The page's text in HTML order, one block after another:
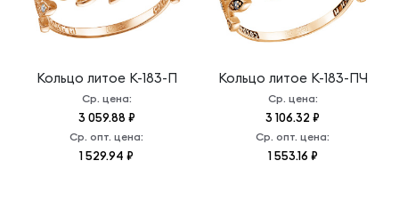
Кольцо литое К-183-П
Ср. цена:
3 059.88 ₽
Ср. опт. цена:
1 529.94 ₽
Кольцо литое К-183-ПЧ
Ср. цена:
3 106.32 ₽
Ср. опт. цена:
1 553.16 ₽